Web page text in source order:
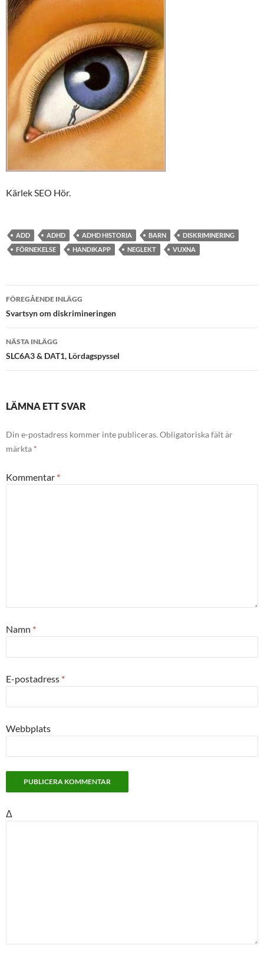
Kärlek SEO Hör.
ADD ADHD ADHD HISTORIA BARN
DISKRIMINERING
FÖRNEKELSE
HANDIKAPP NEGLEKT VUXNA
Inläggsnavigering
FÖREGÅENDE INLÄGG
Svartsyn om diskrimineringen
NÄSTA INLÄGG
SLC6A3 & DAT1, Lördagspyssel
LÄMNA ETT SVAR
Din e-postadress kommer inte publiceras. Obligatoriska fält är
märkta *
Kommentar *
Namn *
E-postadress *
Webbplats
Δ